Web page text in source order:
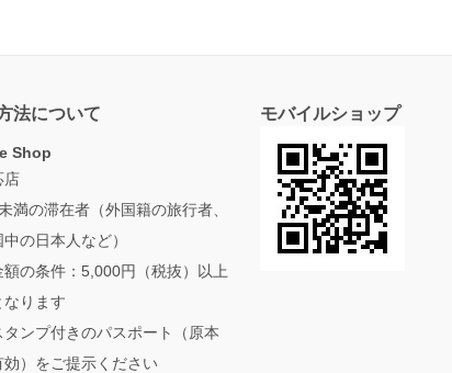
法について
Shop
店
満の滞在者（外国籍の旅行者、
の日本人など）
の条件：5,000円（税抜）以上
なります
ンプ付きのパスポート（原本
効）をご提示ください
モバイルショップ